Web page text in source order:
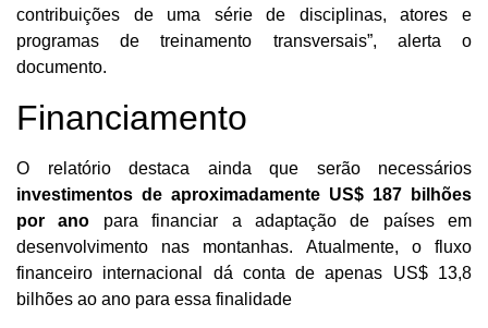
contribuições de uma série de disciplinas, atores e
programas de treinamento transversais”, alerta o
documento.
Financiamento
O relatório destaca ainda que serão necessários
investimentos de aproximadamente US$ 187 bilhões
por ano para financiar a adaptação de países em
desenvolvimento nas montanhas. Atualmente, o fluxo
financeiro internacional dá conta de apenas US$ 13,8
bilhões ao ano para essa finalidade